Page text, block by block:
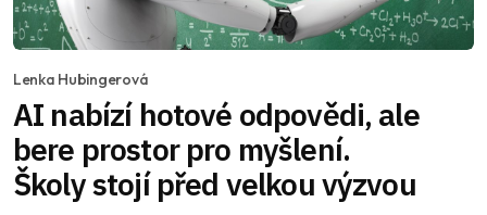
Lenka Hubingerová
AI nabízí hotové odpovědi, ale
bere prostor pro myšlení.
Školy stojí před velkou výzvou